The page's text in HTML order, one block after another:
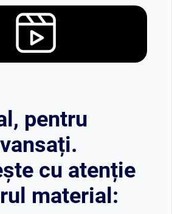
pentru
cu atenție
material: